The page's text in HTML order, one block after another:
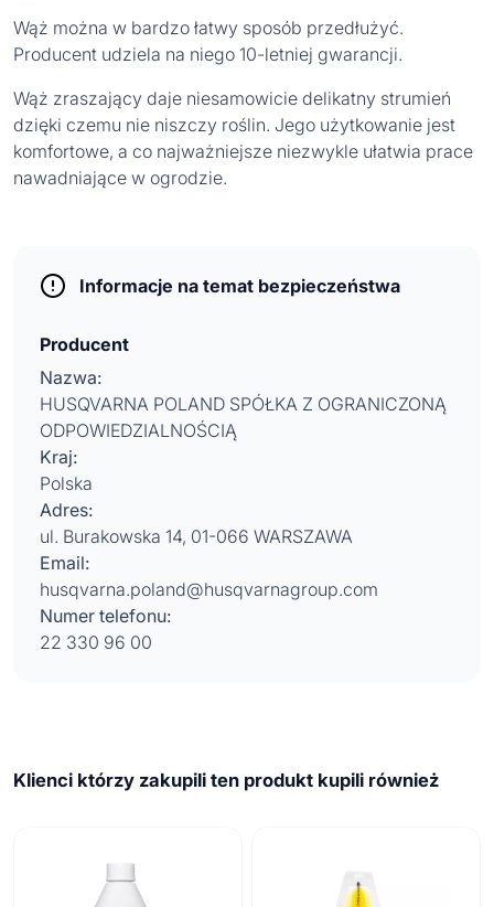
Wąż można w bardzo łatwy sposób przedłużyć.
Producent udziela na niego 10-letniej gwarancji.
Wąż zraszający daje niesamowicie delikatny strumień
dzięki czemu nie niszczy roślin. Jego użytkowanie jest
komfortowe, a co najważniejsze niezwykle ułatwia prace
nawadniające w ogrodzie.
Informacje na temat bezpieczeństwa
Producent
Nazwa:
HUSQVARNA POLAND SPÓŁKA Z OGRANICZONĄ
ODPOWIEDZIALNOŚCIĄ
Kraj:
Polska
Adres:
ul. Burakowska 14, 01-066 WARSZAWA
Email:
husqvarna.poland@husqvarnagroup.com
Numer telefonu:
22 330 96 00
Klienci którzy zakupili ten produkt kupili również